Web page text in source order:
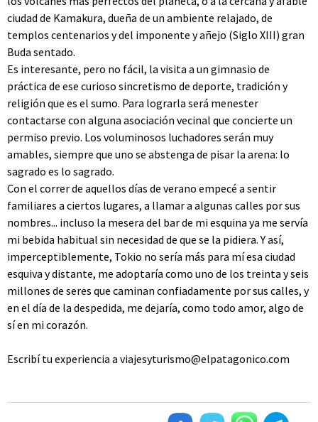
ciudad de Kamakura, dueña de un ambiente relajado, de
templos centenarios y del imponente y añejo (Siglo XIII) gran
Buda sentado.
Es interesante, pero no fácil, la visita a un gimnasio de
práctica de ese curioso sincretismo de deporte, tradición y
religión que es el sumo. Para lograrla será menester
contactarse con alguna asociación vecinal que concierte un
permiso previo. Los voluminosos luchadores serán muy
amables, siempre que uno se abstenga de pisar la arena: lo
sagrado es lo sagrado.
Con el correr de aquellos días de verano empecé a sentir
familiares a ciertos lugares, a llamar a algunas calles por sus
nombres... incluso la mesera del bar de mi esquina ya me servía
mi bebida habitual sin necesidad de que se la pidiera. Y así,
imperceptiblemente, Tokio no sería más para mí esa ciudad
esquiva y distante, me adoptaría como uno de los treinta y seis
millones de seres que caminan confiadamente por sus calles, y
en el día de la despedida, me dejaría, como todo amor, algo de
sí en mi corazón.
Escribí tu experiencia a viajesyturismo@elpatagonico.com